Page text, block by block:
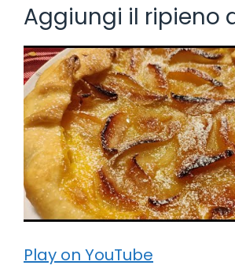
Aggiungi il ripieno
Play on YouTube